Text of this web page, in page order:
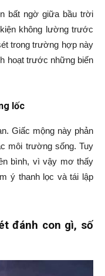
bất ngờ giữa bầu trời
không lường trước
trong trường hợp này
hoạt trước những biến
lốc
Giấc mộng này phản
môi trường sống. Tuy
bình, vì vậy mơ thấy
ý thanh lọc và tái lập
đánh con gì, số